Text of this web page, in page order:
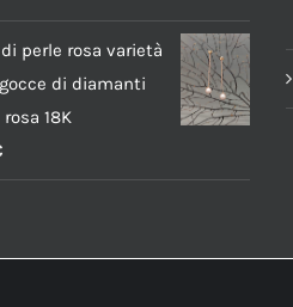
perle rosa varietà
di diamanti
18K